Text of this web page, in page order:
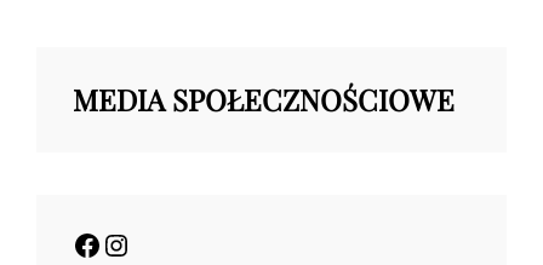
MEDIA SPOŁECZNOŚCIOWE
Facebook
Instagram